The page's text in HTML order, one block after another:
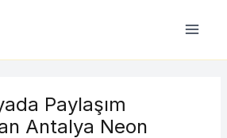
Paylaşım
Antalya Neon